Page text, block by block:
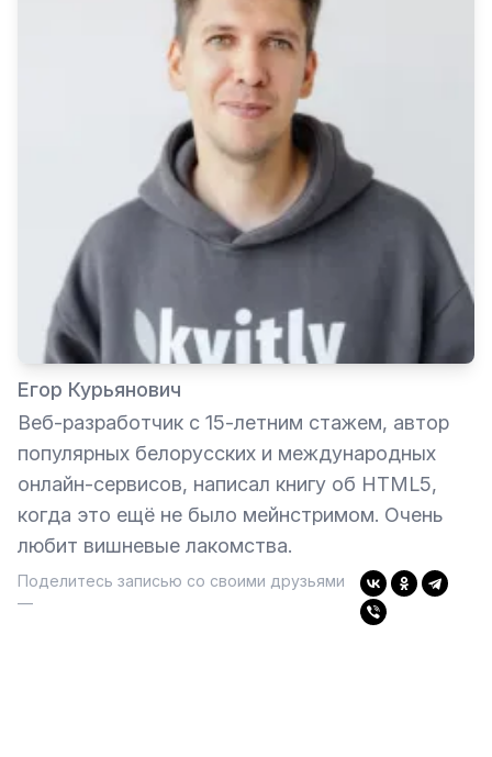
Егор Курьянович
Веб-разработчик с 15-летним стажем, автор
популярных белорусских и международных
онлайн-сервисов, написал книгу об HTML5,
когда это ещё не было мейнстримом. Очень
любит вишневые лакомства.
Поделитесь записью со своими друзьями
—